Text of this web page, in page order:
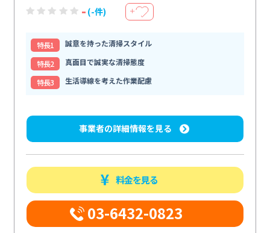
- (-件) ＋
特⻑1
誠意を持った清掃スタイル
特⻑2
真面目で誠実な清掃態度
特⻑3
生活導線を考えた作業配慮
事業者の詳細情報を見る
料金を見る
03-6432-0823